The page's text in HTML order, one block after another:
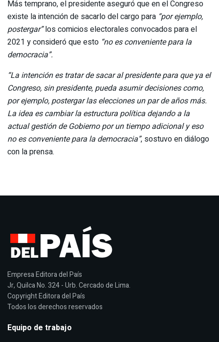
Más temprano, el presidente aseguró que en el Congreso
existe la intención de sacarlo del cargo para “por ejemplo,
postergar”los comicios electorales convocados para el
2021 y consideró que esto “no es conveniente para la
democracia”.
“La intención es tratar de sacar al presidente para que ya el
Congreso, sin presidente, pueda asumir decisiones como,
por ejemplo, postergar las elecciones un par de años más.
La idea es cambiar la estructura política dejando a la
actual gestión de Gobierno por un tiempo adicional y eso
no es conveniente para la democracia”, sostuvo en diálogo
con la prensa.
Empresa Editora del País
Jr, Quilca No. 324 - Urb. Cercado de Lima.
Copyright Editora del País
Todos los derechos reservados
Equipo de trabajo